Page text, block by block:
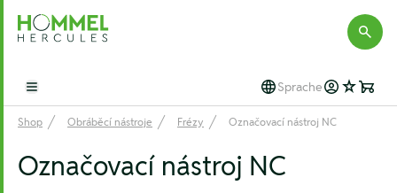
Hommel Hercules
Open main menu Sprache
Shop Obráběcí nástroje Frézy Označovací nástroj NC
Označovací nástroj NC